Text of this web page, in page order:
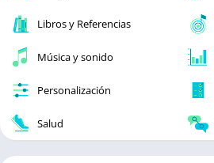
Libros y Referencias
Música y sonido
Personalización
Salud